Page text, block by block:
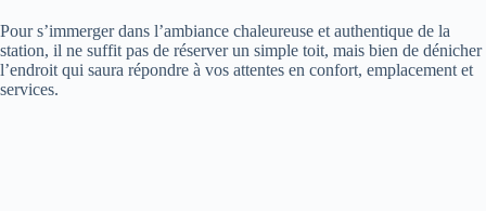
Pour s’immerger dans l’ambiance chaleureuse et authentique de la
station, il ne suffit pas de réserver un simple toit, mais bien de dénicher
l’endroit qui saura répondre à vos attentes en confort, emplacement et
services.